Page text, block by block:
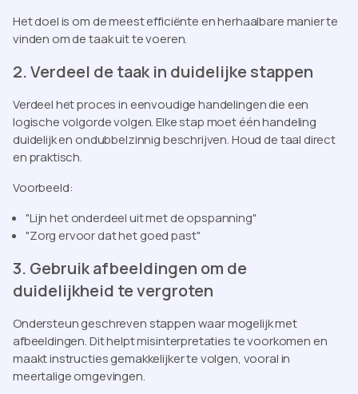
Het doel is om de meest efficiënte en herhaalbare manier te
vinden om de taak uit te voeren.
2. Verdeel de taak in duidelijke stappen
Verdeel het proces in eenvoudige handelingen die een
logische volgorde volgen. Elke stap moet één handeling
duidelijk en ondubbelzinnig beschrijven. Houd de taal direct
en praktisch.
Voorbeeld:
"Lijn het onderdeel uit met de opspanning"
"Zorg ervoor dat het goed past"
3. Gebruik afbeeldingen om de
duidelijkheid te vergroten
Ondersteun geschreven stappen waar mogelijk met
afbeeldingen. Dit helpt misinterpretaties te voorkomen en
maakt instructies gemakkelijker te volgen, vooral in
meertalige omgevingen.